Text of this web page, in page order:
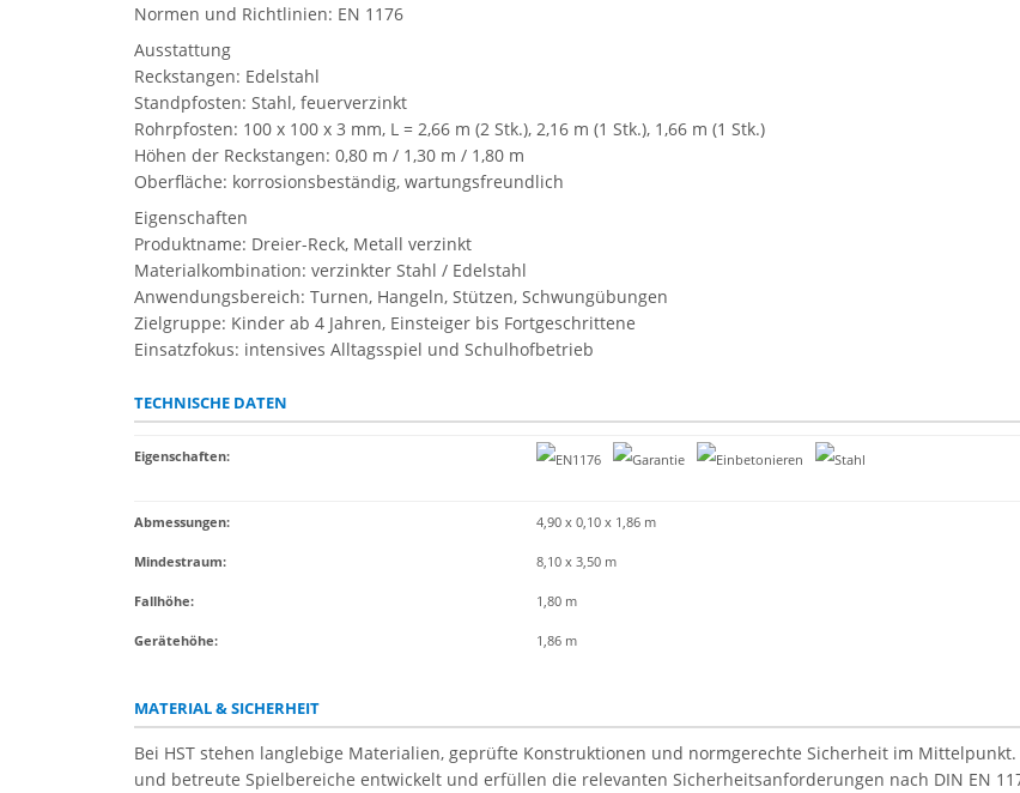
Normen und Richtlinien: EN 1176
Ausstattung
Reckstangen: Edelstahl
Standpfosten: Stahl, feuerverzinkt
Rohrpfosten: 100 x 100 x 3 mm, L = 2,66 m (2 Stk.), 2,16 m (1 Stk.), 1,66 m (1 Stk.)
Höhen der Reckstangen: 0,80 m / 1,30 m / 1,80 m
Oberfläche: korrosionsbeständig, wartungsfreundlich
Eigenschaften
Produktname: Dreier-Reck, Metall verzinkt
Materialkombination: verzinkter Stahl / Edelstahl
Anwendungsbereich: Turnen, Hangeln, Stützen, Schwungübungen
Zielgruppe: Kinder ab 4 Jahren, Einsteiger bis Fortgeschrittene
Einsatzfokus: intensives Alltagsspiel und Schulhofbetrieb
TECHNISCHE DATEN
Eigenschaften:
Abmessungen: 4,90 x 0,10 x 1,86 m
Mindestraum: 8,10 x 3,50 m
Fallhöhe: 1,80 m
Gerätehöhe: 1,86 m
MATERIAL & SICHERHEIT
Bei HST stehen langlebige Materialien, geprüfte Konstruktionen und normgerechte Sicherheit im
und betreute Spielbereiche entwickelt und erfüllen die relevanten Sicherheitsanforderungen nach DIN EN